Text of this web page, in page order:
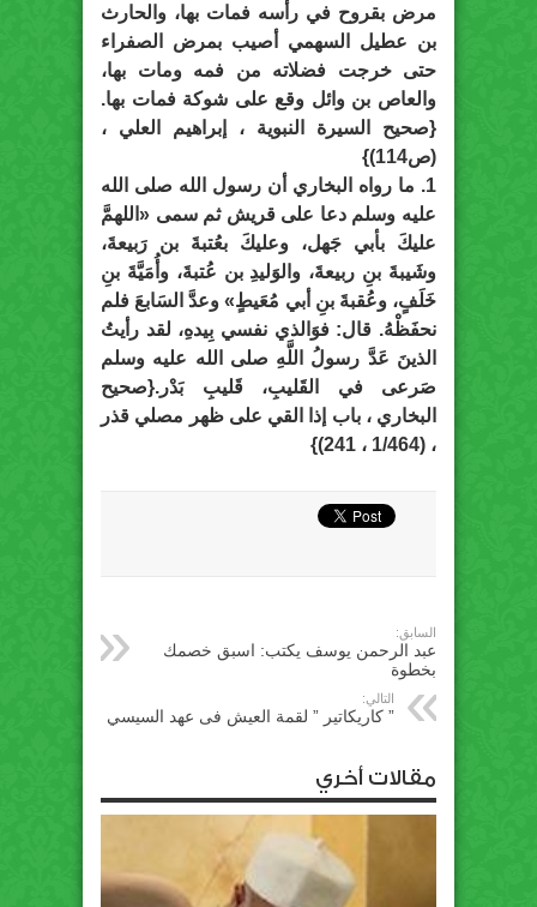
مرض بقروح في رأسه فمات بها، والحارث
بن عطيل السهمي أصيب بمرض الصفراء
حتى خرجت فضلاته من فمه ومات بها،
والعاص بن وائل وقع على شوكة فمات بها.
{صحيح السيرة النبوية ، إبراهيم العلي ،
(ص114)}
1. ما رواه البخاري أن رسول الله صلى الله
عليه وسلم دعا على قريش ثم سمى «اللهمَّ
عليكَ بأبي جَهل، وعليكَ بعُتبةَ بن رَبيعةَ،
وشَيبةَ بنِ ربيعةَ، والوَليدِ بن عُتبةَ، وأُمَيَّةَ بنِ
خَلَفٍ، وعُقبةَ بنِ أبي مُعَيطٍ» وعدَّ السَابعَ فلم
نحفَظْهُ. قال: فوَالذي نفسي بِيدهِ، لقد رأيتُ
الذينَ عَدَّ رسولُ اللَّهِ صلى الله عليه وسلم
صَرعى في القَليبِ، قَليبِ بَدْر.{صحيح
البخاري ، باب إذا القي على ظهر مصلي قذر
، (1/464 ، 241)}
السابق:
عبد الرحمن يوسف يكتب: اسبق خصمك
بخطوة
التالي:
” كاريكاتير ” لقمة العيش فى عهد السيسي
مقالات أخري